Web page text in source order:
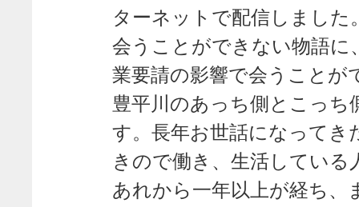
ターネットで配信しました
会うことができない物語に
業要請の影響で会うことが
豊平川のあっち側とこっち
す。長年お世話になって
きので働き、生活してい
あれから一年以上が経ち、